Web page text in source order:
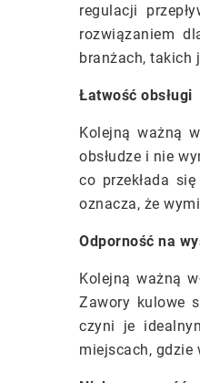
regulacji
rozwiązaniem
branżach, takich
Łatwość obsługi
Kolejną ważną
obsłudze i nie
co przekłada
oznacza, że
Odporność na
Kolejną ważną
Zawory kulowe
czyni je
miejscach, gdzie